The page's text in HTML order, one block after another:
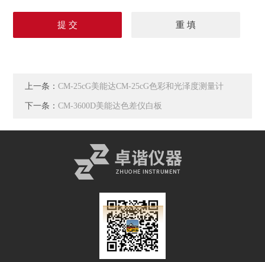
上一条：CM-25cG美能达CM-25cG色彩和光泽度测量计
下一条：CM-3600D美能达色差仪白板